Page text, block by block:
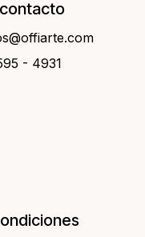
- 4931